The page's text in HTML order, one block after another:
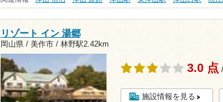
リゾート イン 湯郷
岡山県 / 美作市 / 林野駅2.42km
3.0 点
施設情報を見る